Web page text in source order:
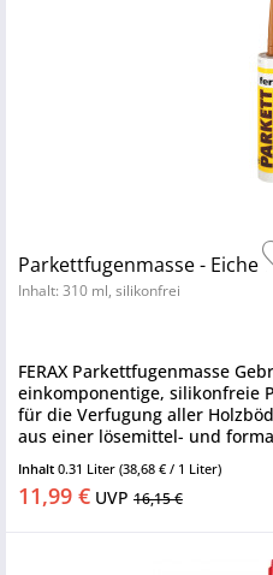
Parkettfugenmasse - Eiche
Inhalt: 310 ml, silikonfrei
FERAX Parkettfugenmasse
einkomponentige, silikonfreie
für die Verfugung aller
aus einer lösemittel- und
Inhalt 0.31 Liter (38,68 € / 1 Liter)
11,99 € UVP 16,15 €